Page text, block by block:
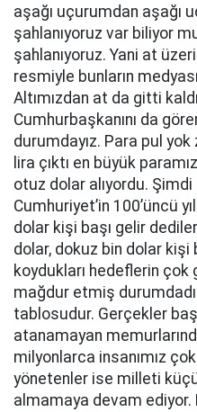
aşağı uçurumdan aşağı
şahlanıyoruz var biliyor
şahlanıyoruz. Yani at
resmiyle bunların
Altımızdan at da gitti
Cumhurbaşkanını da
durumdayız. Para pul
lira çıktı en büyük
otuz dolar alıyordu. Şimdi
Cumhuriyet’in 100’üncü
dolar kişi başı gelir
dolar, dokuz bin dolar kişi
koydukları hedeflerin
mağdur etmiş
tablosudur. Gerçekler
atanamayan
milyonlarca insanımız
yönetenler ise milleti
almamaya devam